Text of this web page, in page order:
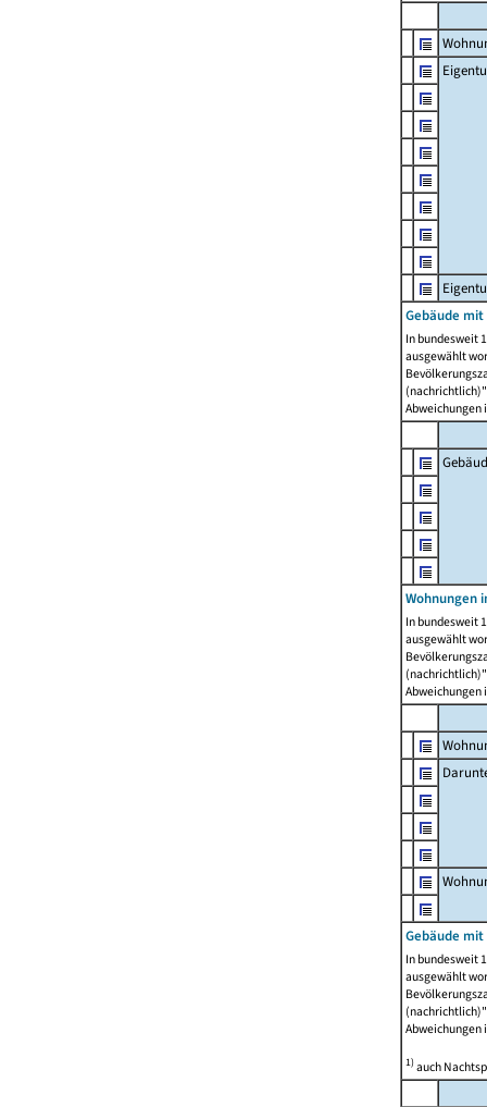
Gebäude
In bundesweit
ausgewählt
Abweichungen
Wohnungen
In bundesweit
ausgewählt
Abweichungen
Gebäude
In bundesweit
ausgewählt
Abweichungen
1)auch